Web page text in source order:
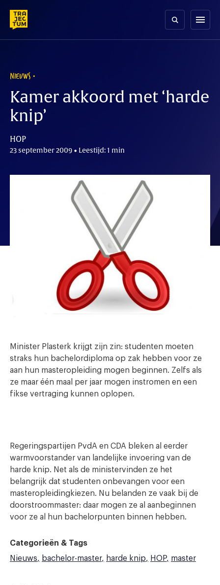
content
menu
NIEUWS
Kamer akkoord met ‘harde
knip’
HOP
23 september 2009 • Leestijd: 1 min
Minister Plasterk krijgt zijn zin: studenten moeten
straks hun bachelordiploma op zak hebben voor ze
aan hun masteropleiding mogen beginnen. Zelfs als
ze maar één maal per jaar mogen instromen en een
fikse vertraging kunnen oplopen.
Regeringspartijen PvdA en CDA bleken al eerder
warmvoorstander van landelijke invoering van de
harde knip. Net als de ministervinden ze het
belangrijk dat studenten onbevangen voor een
masteropleidingkiezen. Nu belanden ze vaak bij de
doorstroommaster: daar mogen ze al aanbeginnen
voor ze al hun bachelorpunten binnen hebben.
Categorieën & Tags
Nieuws
bachelor-master harde knip HOP master